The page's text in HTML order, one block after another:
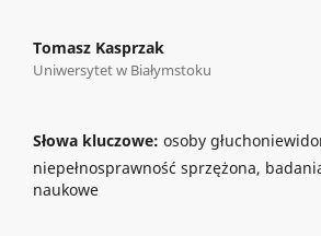
Tomasz Kasprzak
Uniwersytet w Białymstoku
Słowa kluczowe: osoby
niepełnosprawność sprzężona,
naukowe